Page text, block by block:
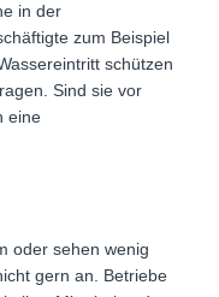
in der
zum Beispiel
schützen
Sind sie vor
eine
oder sehen wenig
gern an. Betriebe